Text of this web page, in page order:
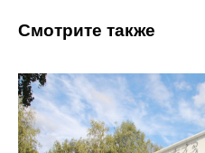
Смотрите также